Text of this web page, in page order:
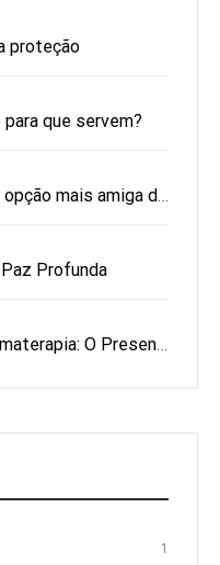
proteção
que servem?
Shampoo sólido- Uma opção mais amiga do ambiente
Profunda
🎄✨ Difusores de Aromaterapia: O Presente de Natal Que Perfuma, Equilibra e Encanta
1